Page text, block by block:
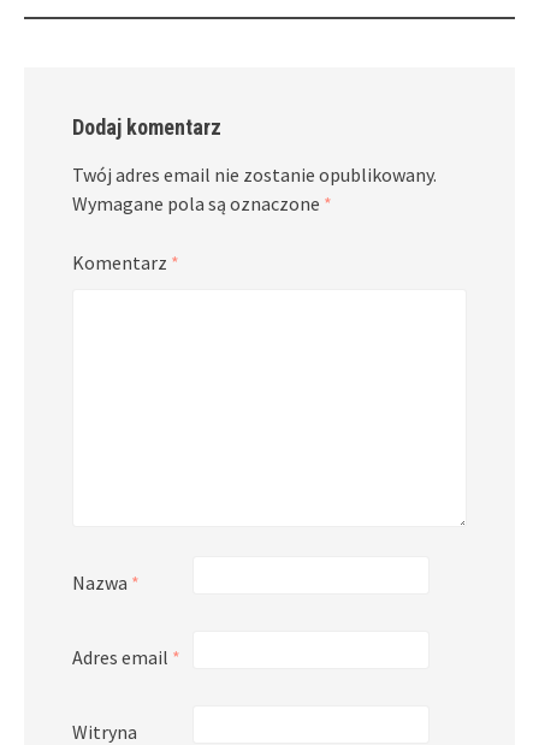
Dodaj komentarz
Twój adres email nie zostanie opublikowany.
Wymagane pola są oznaczone *
Komentarz *
Nazwa *
Adres email *
Witryna